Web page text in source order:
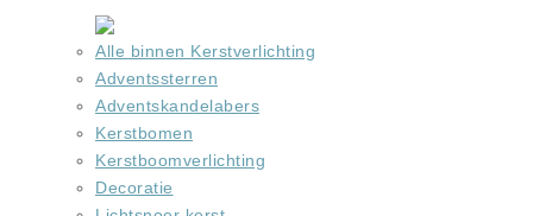
Alle binnen Kerstverlichting
Adventssterren
Adventskandelabers
Kerstbomen
Kerstboomverlichting
Decoratie